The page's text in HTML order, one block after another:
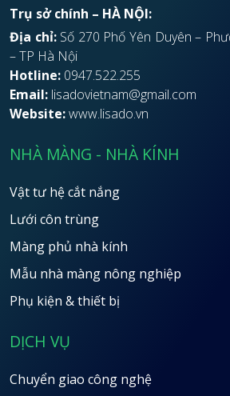
Trụ sở chính – HÀ NỘI:
Địa chỉ:Số 270 Phố Yên Duyên –
– TP Hà Nội
Hotline: 0947.522.255
Email: lisadovietnam@gmail.com
Website:www.lisado.vn
NHÀ MÀNG - NHÀ KÍNH
Vật tư hệ cắt nắng
Lưới côn trùng
Màng phủ nhà kính
Mẫu nhà màng nông nghiệp
Phụ kiện & thiết bị
DỊCH VỤ
Chuyển giao công nghệ